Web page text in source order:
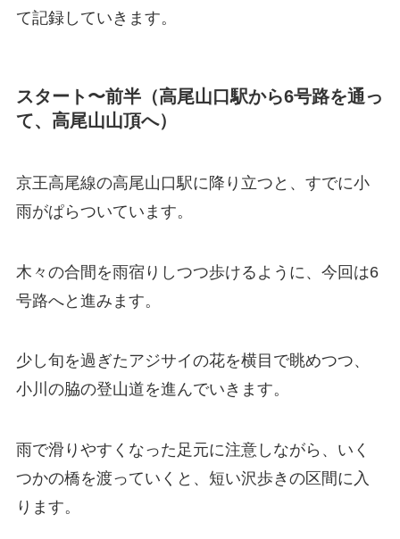
て記録していきます。
スタート〜前半（高尾山口駅から6号路を通っ
て、高尾山山頂へ）
京王高尾線の高尾山口駅に降り立つと、すでに小
雨がぱらついています。
木々の合間を雨宿りしつつ歩けるように、今回は6
号路へと進みます。
少し旬を過ぎたアジサイの花を横目で眺めつつ、
小川の脇の登山道を進んでいきます。
雨で滑りやすくなった足元に注意しながら、いく
つかの橋を渡っていくと、短い沢歩きの区間に入
ります。